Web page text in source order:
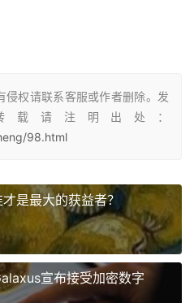
侵权请联系客服或作者删除。发
载请注明出处：
98.html
是最大的获益者？
宣布接受加密数字